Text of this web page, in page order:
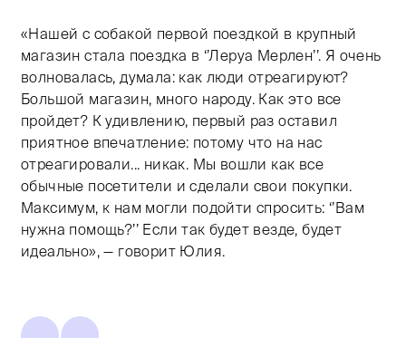
«Нашей с собакой первой поездкой в крупный
магазин стала поездка в ‘’Леруа Мерлен’’. Я очень
волновалась, думала: как люди отреагируют?
Большой магазин, много народу. Как это все
пройдет? К удивлению, первый раз оставил
приятное впечатление: потому что на нас
отреагировали... никак. Мы вошли как все
обычные посетители и сделали свои покупки.
Максимум, к нам могли подойти спросить: ‘’Вам
нужна помощь?’’ Если так будет везде, будет
идеально», — говорит Юлия.